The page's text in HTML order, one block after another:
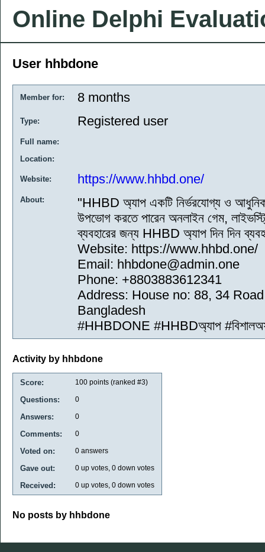
Online Delphi
User hhbdone
Member for: 8 months
Type: Registered user
Full name:
Location:
Website: https://www.hhbd.one/
About:
"HHBD অ্যাপ একটি নির্ভরযোগ্য ও আধুনিক
উপভোগ করতে পারেন অনলাইন গেম,
ব্যবহারের জন্য HHBD অ্যাপ দিন দিন
Website: https://www.hhbd.one/
Email: hhbdone@admin.one
Phone: +8803883612341
Address: House no: 88, 34
Bangladesh
#HHBDONE #HHBDঅ্যাপ
Activity by hhbdone
Score: 100 points (ranked #3)
Questions: 0
Answers: 0
Comments: 0
Voted on: 0 answers
Gave out: 0 up votes, 0 down votes
Received: 0 up votes, 0 down votes
No posts by hhbdone